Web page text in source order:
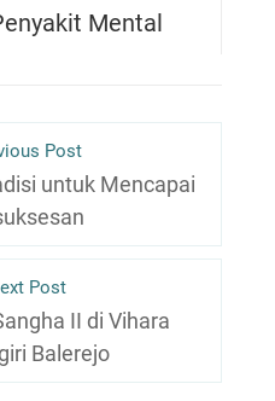
Mental
Post
untuk Mencapai
Post
II di Vihara
Balerejo